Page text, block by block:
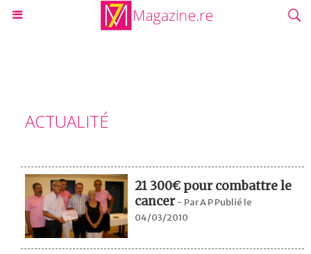
ACTUALITÉ
21 300€ pour combattre le
cancer - Par A P Publié le
04/03/2010